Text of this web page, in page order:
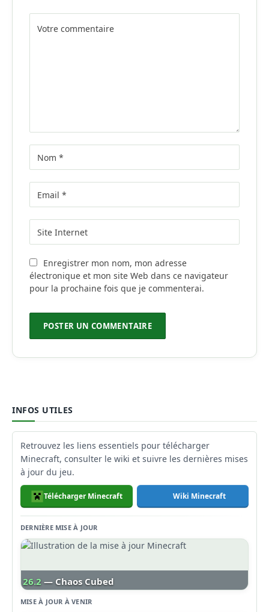
Enregistrer mon nom, mon adresse
électronique et mon site Web dans ce navigateur
pour la prochaine fois que je commenterai.
INFOS UTILES
Retrouvez les liens essentiels pour télécharger
Minecraft, consulter le wiki et suivre les dernières mises
à jour du jeu.
Télécharger Minecraft Wiki Minecraft
DERNIÈRE MISE À JOUR
26.2 — Chaos Cubed
MISE À JOUR À VENIR